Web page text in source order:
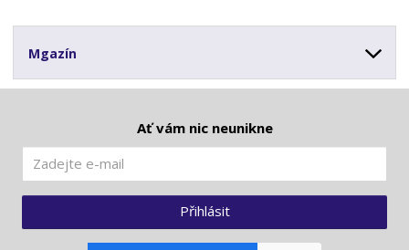
Mgazín
Ať vám nic neunikne
Přihlásit